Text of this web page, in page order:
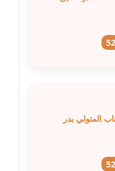
المتولي بدر